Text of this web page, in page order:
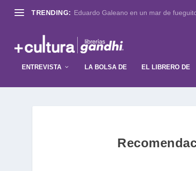
TRENDING: Eduardo Galeano en un mar de
ENTREVISTA LA BOLSA DE EL LIBRERO DE